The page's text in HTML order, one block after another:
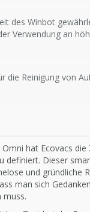
des Winbot
Verwendung an
die Reinigung von
hat Ecovacs die
definiert. Dieser
und gründliche
man sich
muss.